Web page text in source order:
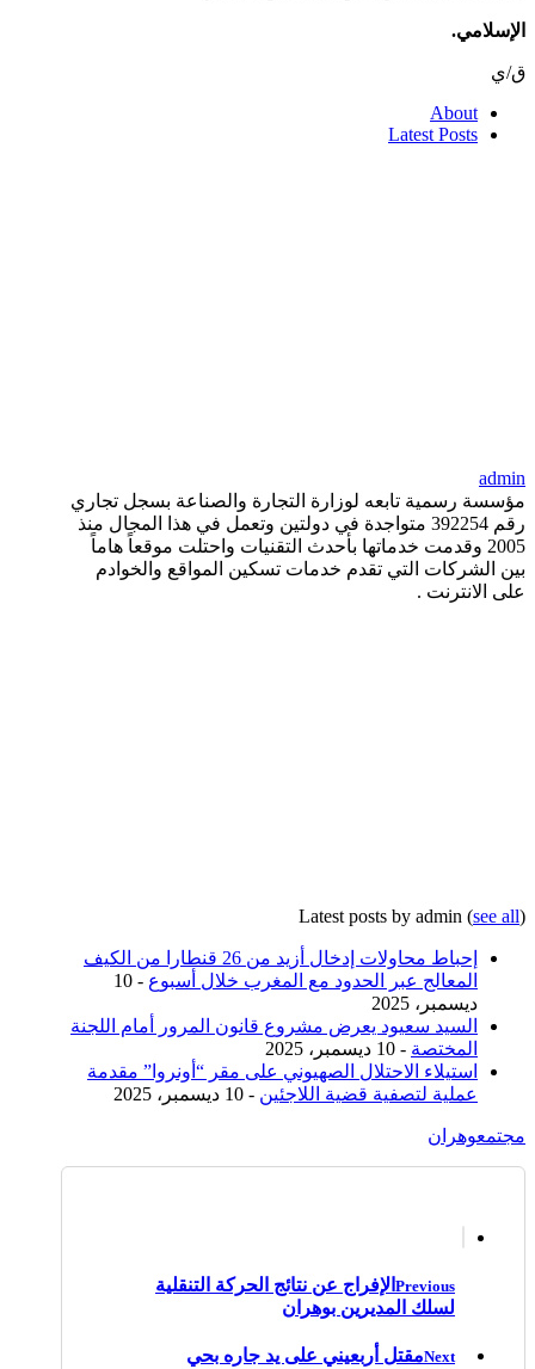
الإسلامي.
ق/ي
About
Latest Posts
admin
مؤسسة رسمية تابعه لوزارة التجارة والصناعة بسجل تجاري
رقم 392254 متواجدة في دولتين وتعمل في هذا المجال منذ
2005 وقدمت خدماتها بأحدث التقنيات واحتلت موقعاً هاماً
بين الشركات التي تقدم خدمات تسكين المواقع والخوادم
على الانترنت .
Latest posts by admin (see all)
إحباط محاولات إدخال أزيد من 26 قنطارا من الكيف
المعالج عبر الحدود مع المغرب خلال أسبوع
- 10
ديسمبر، 2025
السيد سعيود يعرض مشروع قانون المرور أمام اللجنة
المختصة - 10 ديسمبر، 2025
استيلاء الاحتلال الصهيوني على مقر “أونروا” مقدمة
عملية لتصفية قضية اللاجئين - 10 ديسمبر، 2025
مجتمعوهران
Previous الإفراج عن نتائج الحركة التنقلية
لسلك المديرين بوهران
Nextمقتل أربعيني على يد جاره بحي